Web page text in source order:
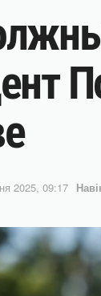
2025, 09:17